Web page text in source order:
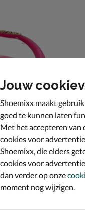
Jouw
Shoemixx maakt
goed te kunnen laten
Met het accepteren van
cookies voor
Shoemixx, die elders
cookies voor
dan verder op onze
moment nog wijzigen.